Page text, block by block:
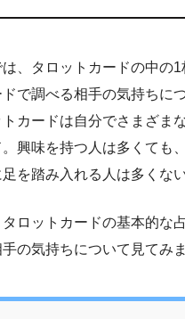
、タロットカードの中の1
で調べる相手の気持ちに
カードは自分でさまざま
興味を持つ人は多くても
を踏み入れる人は多くな
タロットカードの基本的な
手の気持ちについて見てみ